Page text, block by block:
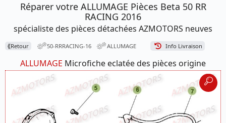
Réparer votre ALLUMAGE Pièces Beta 50 RR
RACING 2016
spécialiste des pièces détachées AZMOTORS neuves
⟪Retour 50-RRRACING-16 ALLUMAGE Info Livraison
ALLUMAGE Microfiche eclatée des pièces origine